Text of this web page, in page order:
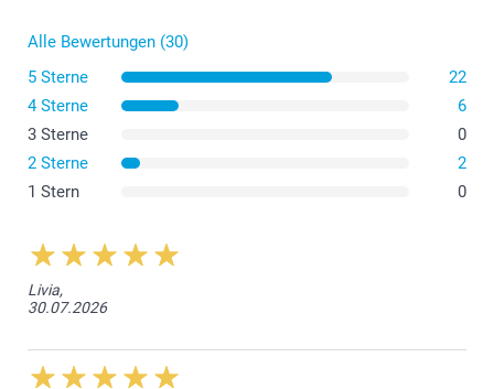
Mittelgrosser Blumentopf
Alle Bewertungen (30)
5 Sterne
22
4 Sterne
6
3 Sterne
0
2 Sterne
2
1 Stern
0
Livia,
30.07.2026